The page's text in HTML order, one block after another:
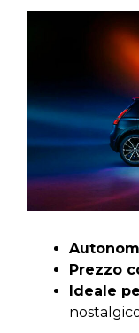
Prezzo
Ideale